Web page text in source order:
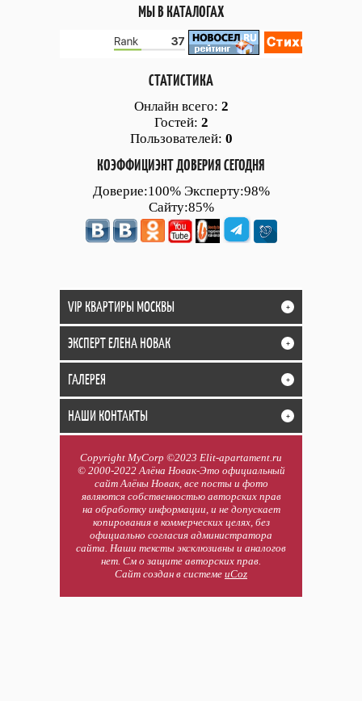
МЫ В КАТАЛОГАХ
СТАТИСТИКА
Онлайн всего: 2
Гостей: 2
Пользователей: 0
КОЭФФИЦИЭНТ ДОВЕРИЯ СЕГОДНЯ
Доверие:100% Эксперту:98%
Сайту:85%
VIP КВАРТИРЫ МОСКВЫ +
ЭКСПЕРТ ЕЛЕНА НОВАК +
ГАЛЕРЕЯ +
НАШИ КОНТАКТЫ +
Copyright MyCorp ©2023 Elit-apartament.ru
© 2000-2022 Алёна Новак-Это официальный
сайт Алёны Новак, все посты и фото
являются собственностью авторских прав
на обработку информации, и не допускает
копирования в коммерческих целях, без
официально согласия администратора
сайта. Наши тексты эксклюзивны и аналогов
нет. См о защите авторских прав.
Сайт создан в системе uCoz